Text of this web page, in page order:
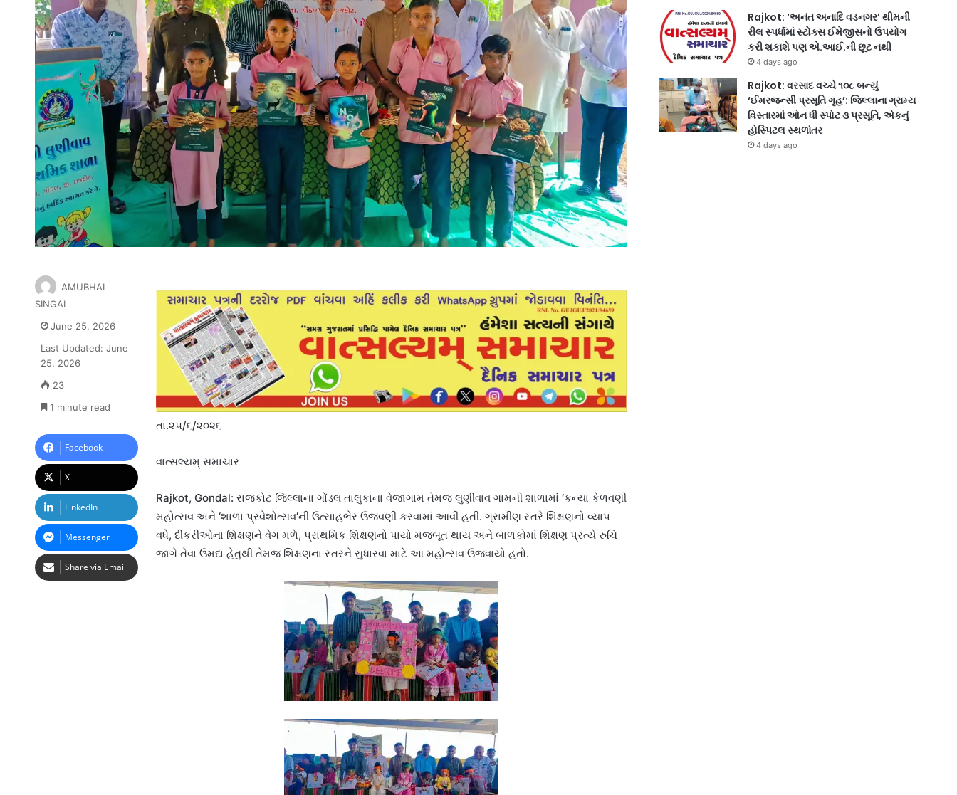
તા.૨૫/૬/૨૦૨૬
વાત્સલ્યમ્ સમાચાર
Rajkot, Gondal: રાજકોટ જિલ્લાના ગોંડલ તાલુકાના વેજાગામ તેમજ લુણીવાવ ગામની શાળામાં ‘કન્યા કેળવણી
મહોત્સવ અને ‘શાળા પ્રવેશોત્સવ’ની ઉત્સાહભેર ઉજવણી કરવામાં આવી હતી. ગ્રામીણ સ્તરે શિક્ષણનો વ્યાપ
વધે, દીકરીઓના શિક્ષણને વેગ મળે, પ્રાથમિક શિક્ષણનો પાયો મજબૂત થાય અને બાળકોમાં શિક્ષણ પ્રત્યે રુચિ
જાગે તેવા ઉમદા હેતુથી તેમજ શિક્ષણના સ્તરને સુધારવા માટે આ મહોત્સવ ઉજવાયો હતો.
AMUBHAI
SINGAL
June 25, 2026
Last Updated: June
25, 2026
23
1 minute read
Facebook
X
LinkedIn
Messenger
Share via Email
Rajkot: ‘અનંત અનાદિ વડનગર’ થીમની
રીલ સ્પર્ધામાં સ્ટોક્સ ઈમેજીસનો ઉપયોગ
કરી શકાશે પણ એ.આઈ.ની છૂટ નથી
4 days ago
Rajkot: વરસાદ વચ્ચે ૧૦૮ બન્યું
‘ઈમરજન્સી પ્રસૂતિ ગૃહ’: જિલ્લાના ગ્રામ્ય
વિસ્તારમાં ઓન ધી સ્પોટ ૩ પ્રસૂતિ, એકનું
હોસ્પિટલ સ્થળાંતર
4 days ago